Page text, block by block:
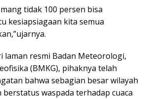
tidak 100 persen bisa
kesiapsiagaan kita semua
laman resmi Badan Meteorologi,
(BMKG), pihaknya telah
bahwa sebagian besar wilayah
berstatus waspada terhadap cuaca